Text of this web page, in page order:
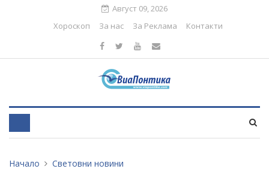
Август 09, 2026
Хороскоп
За нас За Реклама Контакти
Начало Световни новини